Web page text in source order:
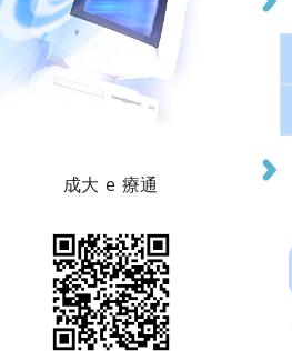
成大 e 療通